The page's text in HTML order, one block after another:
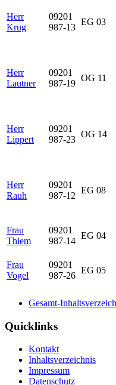
Herr
Krug
09201
987-13
EG 03
Herr
Lautner
09201
987-19
OG 11
Herr
Lippert
09201
987-23
OG 14
Herr
Rauh
09201
987-12
EG 08
Frau
Thiem
09201
987-14
EG 04
Frau
Vogel
09201
987-26
EG 05
Gesamt-
Quicklinks
Kontakt
Inhaltsverzeichnis
Impressum
Datenschutz